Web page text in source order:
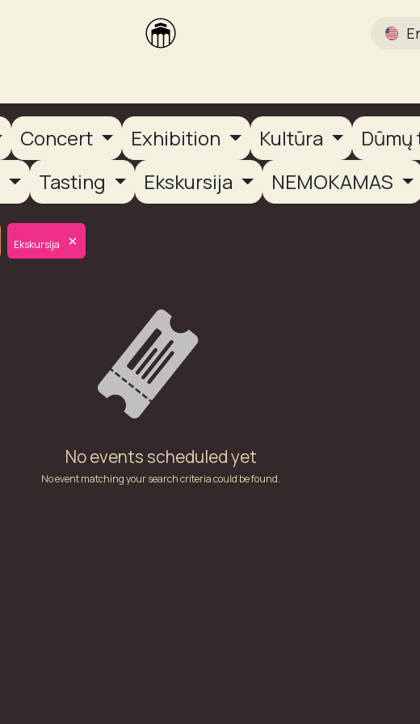
Concert Exhibition Kultūra Dūmų
Tasting Ekskursija NEMOKAMAS
Ekskursija ×
No events scheduled yet
No event matching your search criteria could be found.